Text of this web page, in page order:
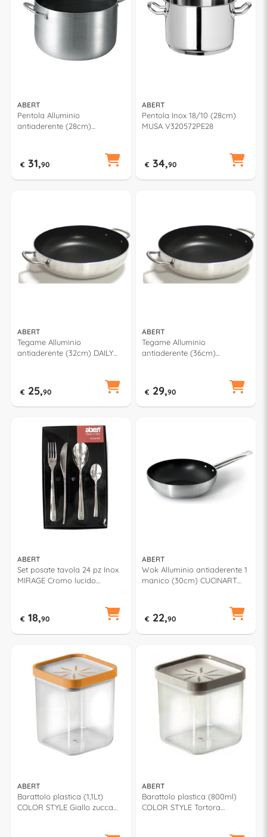
ABERT
Pentola Alluminio
antiaderente (28cm)
€ 31,90
ABERT
Pentola Inox 18/10 (28cm)
MUSA V320572PE28
€ 34,90
ABERT
Tegame Alluminio
antiaderente (32cm) DAILY
€ 25,90
ABERT
Tegame Alluminio
antiaderente (36cm)
€ 29,90
ABERT
Set posate tavola 24 pz Inox
MIRAGE Cromo lucido
€ 18,90
ABERT
Wok Alluminio antiaderente 1
manico (30cm) CUCINART
€ 22,90
ABERT
Barattolo plastica (1,1Lt)
COLOR STYLE Giallo zucca
ABERT
Barattolo plastica (800ml)
COLOR STYLE Tortora